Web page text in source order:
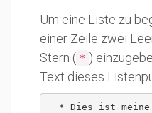
Um eine Liste zu
einer Zeile zwei
Stern ( * )
Text dieses
* Dies ist